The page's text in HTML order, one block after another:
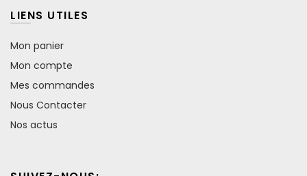
LIENS UTILES
Mon panier
Mon compte
Mes commandes
Nous Contacter
Nos actus